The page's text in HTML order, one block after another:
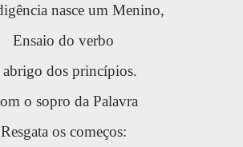
nasce um Menino,
Ensaio do verbo
abrigo dos princípios.
o sopro da Palavra
Resgata os começos: